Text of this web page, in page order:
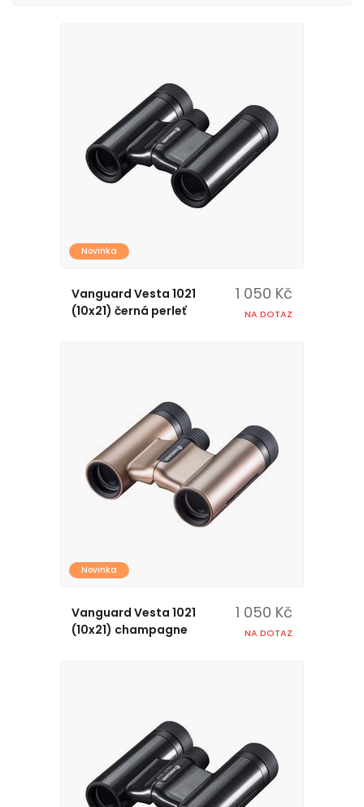
Novinka
Vanguard Vesta 1021
(10x21) černá perleť
1 050 Kč
NA DOTAZ
Novinka
Vanguard Vesta 1021
(10x21) champagne
1 050 Kč
NA DOTAZ